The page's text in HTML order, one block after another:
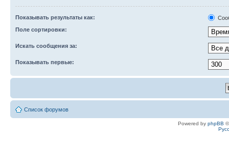
Показывать результаты как:
Поле сортировки:
Искать сообщения за:
Показывать первые:
Список форумов
Powered by phpBB